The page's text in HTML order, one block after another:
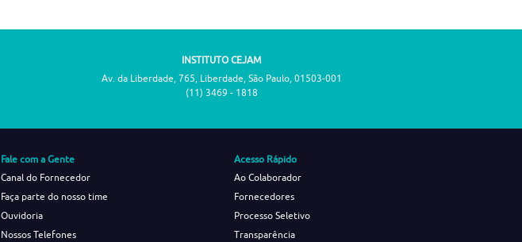
INSTITUTO CEJAM
Av. da Liberdade, 765, Liberdade, São Paulo, 01503-001
(11) 3469 - 1818
Fale com a Gente
Canal do Fornecedor
Faça parte do nosso time
Ouvidoria
Nossos Telefones
Acesso Rápido
Ao Colaborador
Fornecedores
Processo Seletivo
Transparência